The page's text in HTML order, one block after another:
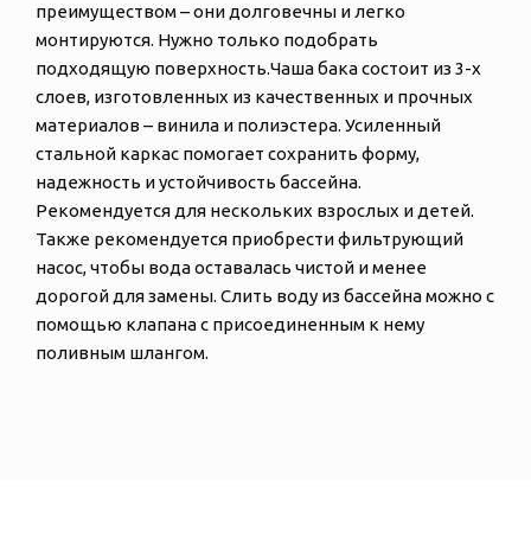
преимуществом – они долговечны и легко
монтируются. Нужно только подобрать
подходящую поверхность.Чаша бака состоит из 3-х
слоев, изготовленных из качественных и прочных
материалов – винила и полиэстера. Усиленный
стальной каркас помогает сохранить форму,
надежность и устойчивость бассейна.
Рекомендуется для нескольких взрослых и детей.
Также рекомендуется приобрести фильтрующий
насос, чтобы вода оставалась чистой и менее
дорогой для замены. Слить воду из бассейна можно с
помощью клапана с присоединенным к нему
поливным шлангом.